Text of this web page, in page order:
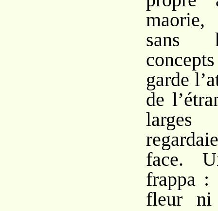
sans
garde
de
face.
frappa :
fleur ni